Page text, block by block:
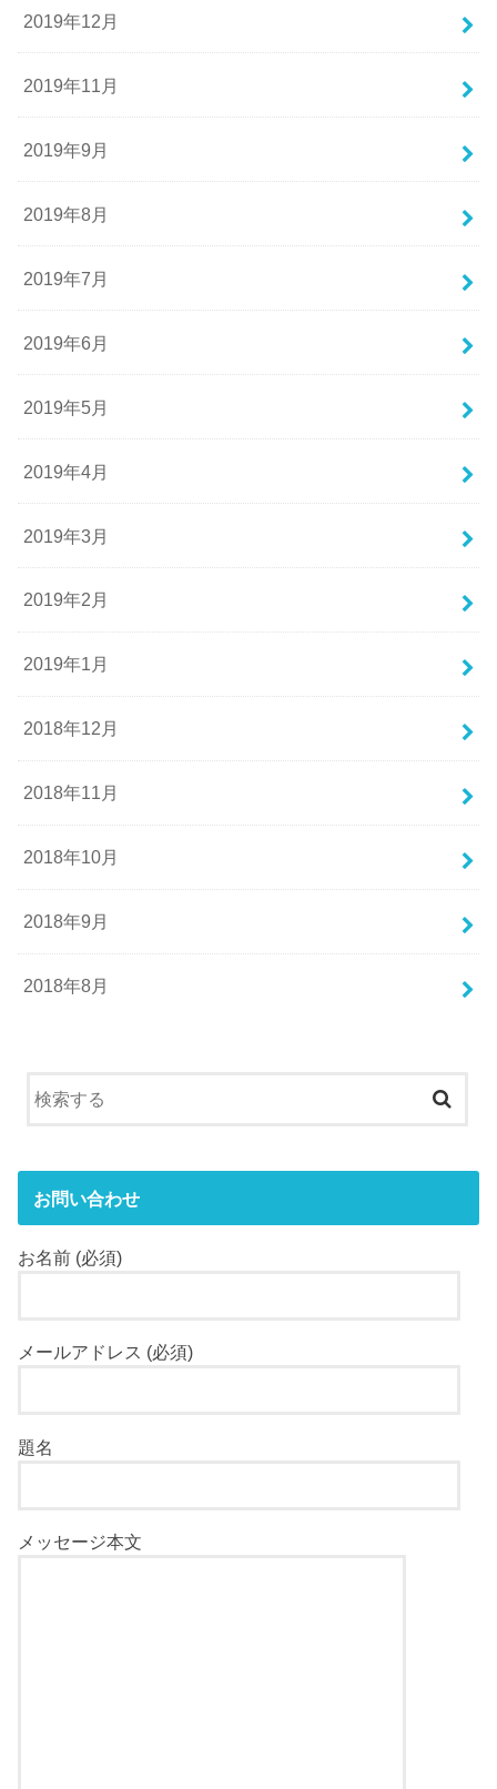
2019年12月
2019年11月
2019年9月
2019年8月
2019年7月
2019年6月
2019年5月
2019年4月
2019年3月
2019年2月
2019年1月
2018年12月
2018年11月
2018年10月
2018年9月
2018年8月
お問い合わせ
お名前 (必須)
メールアドレス (必須)
題名
メッセージ本文